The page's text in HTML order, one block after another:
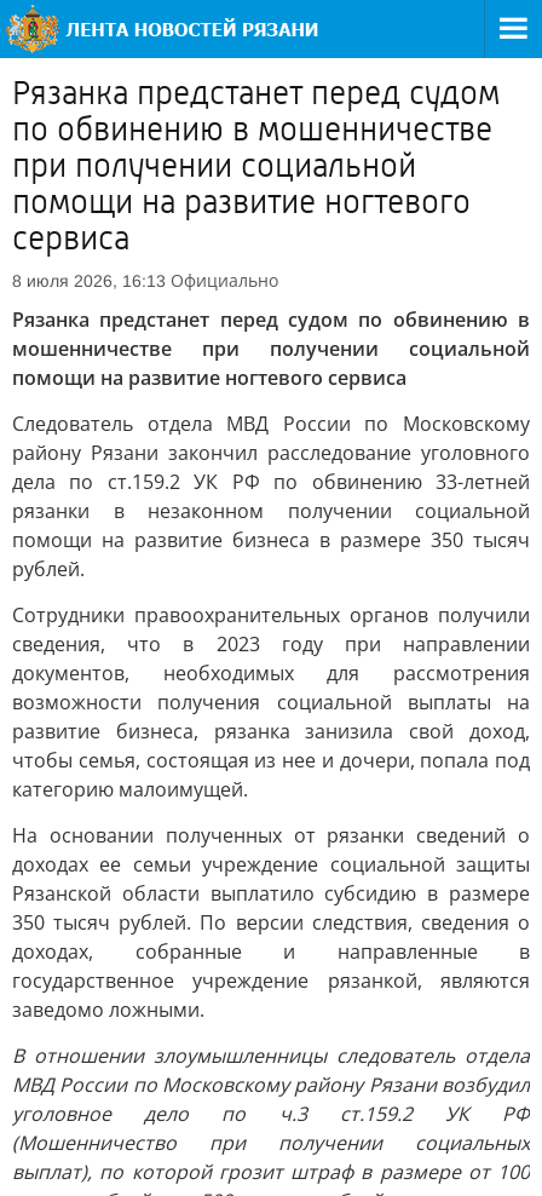
Рязанка предстанет перед судом
по обвинению в мошенничестве
при получении социальной
помощи на развитие ногтевого
сервиса
8 июля 2026, 16:13 Официально
Рязанка предстанет перед судом по обвинению в
мошенничестве при получении социальной
помощи на развитие ногтевого сервиса
Следователь отдела МВД России по Московскому
району Рязани закончил расследование уголовного
дела по ст.159.2 УК РФ по обвинению 33-летней
рязанки в незаконном получении социальной
помощи на развитие бизнеса в размере 350 тысяч
рублей.
Сотрудники правоохранительных органов получили
сведения, что в 2023 году при направлении
документов, необходимых для рассмотрения
возможности получения социальной выплаты на
развитие бизнеса, рязанка занизила свой доход,
чтобы семья, состоящая из нее и дочери, попала под
категорию малоимущей.
На основании полученных от рязанки сведений о
доходах ее семьи учреждение социальной защиты
Рязанской области выплатило субсидию в размере
350 тысяч рублей. По версии следствия, сведения о
доходах, собранные и направленные в
государственное учреждение рязанкой, являются
заведомо ложными.
В отношении злоумышленницы следователь отдела
МВД России по Московскому району Рязани возбудил
уголовное дело по ч.3 ст.159.2 УК РФ
(Мошенничество при получении социальных
выплат), по которой грозит штраф в размере от 100